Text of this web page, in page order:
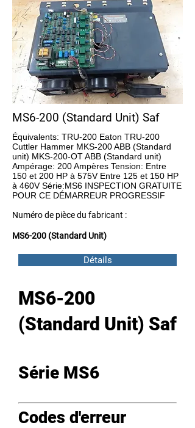
MS6-200 (Standard Unit) Saf
Équivalents: TRU-200 Eaton TRU-200
Cuttler Hammer MKS-200 ABB (Standard
unit) MKS-200-OT ABB (Standard unit)
Ampérage: 200 Ampères Tension: Entre
150 et 200 HP à 575V Entre 125 et 150 HP
à 460V Série:MS6 INSPECTION GRATUITE
POUR CE DÉMARREUR PROGRESSIF
Numéro de pièce du fabricant :
MS6-200 (Standard Unit)
Détails
MS6-200
(Standard Unit) Saf
Série MS6
Codes d'erreur